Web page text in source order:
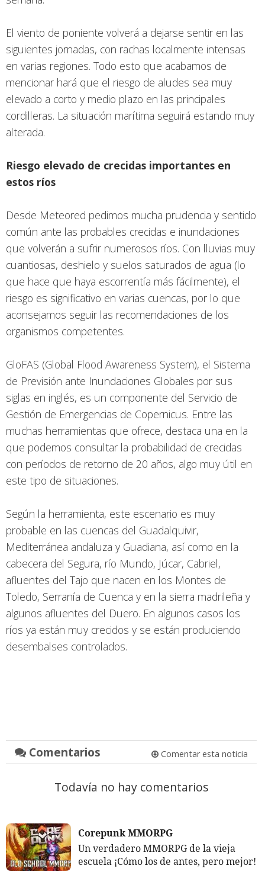
El viento de poniente volverá a dejarse sentir en las
siguientes jornadas, con rachas localmente intensas
en varias regiones. Todo esto que acabamos de
mencionar hará que el riesgo de aludes sea muy
elevado a corto y medio plazo en las principales
cordilleras. La situación marítima seguirá estando muy
alterada.
Riesgo elevado de crecidas importantes en
estos ríos
Desde Meteored pedimos mucha prudencia y sentido
común ante las probables crecidas e inundaciones
que volverán a sufrir numerosos ríos. Con lluvias muy
cuantiosas, deshielo y suelos saturados de agua (lo
que hace que haya escorrentía más fácilmente), el
riesgo es significativo en varias cuencas, por lo que
aconsejamos seguir las recomendaciones de los
organismos competentes.
GloFAS (Global Flood Awareness System), el Sistema
de Previsión ante Inundaciones Globales por sus
siglas en inglés, es un componente del Servicio de
Gestión de Emergencias de Copernicus. Entre las
muchas herramientas que ofrece, destaca una en la
que podemos consultar la probabilidad de crecidas
con períodos de retorno de 20 años, algo muy útil en
este tipo de situaciones.
Según la herramienta, este escenario es muy
probable en las cuencas del Guadalquivir,
Mediterránea andaluza y Guadiana, así como en la
cabecera del Segura, río Mundo, Júcar, Cabriel,
afluentes del Tajo que nacen en los Montes de
Toledo, Serranía de Cuenca y en la sierra madrileña y
algunos afluentes del Duero. En algunos casos los
ríos ya están muy crecidos y se están produciendo
desembalses controlados.
Comentarios Comentar esta noticia
Todavía no hay comentarios
Corepunk MMORPG
Un verdadero MMORPG de la vieja
escuela ¡Cómo los de antes, pero mejor!